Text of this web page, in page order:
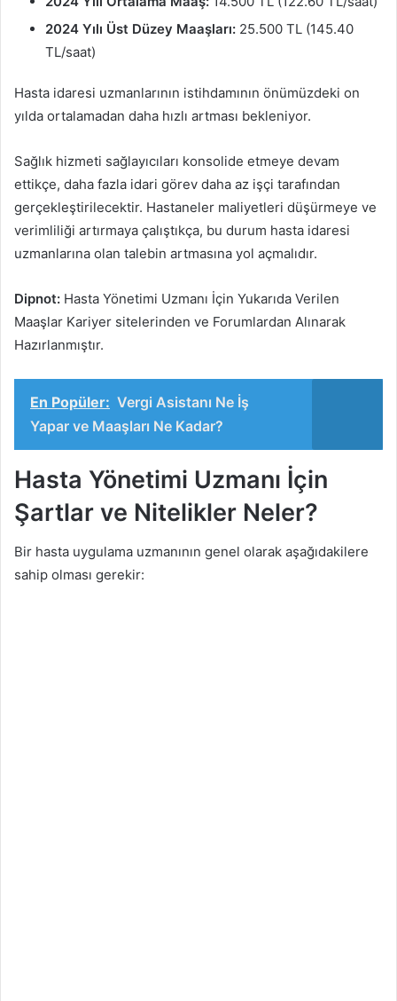
2024 Yılı Üst Düzey Maaşları: 25.500 TL (145.40
TL/saat)
Hasta idaresi uzmanlarının istihdamının önümüzdeki on
yılda ortalamadan daha hızlı artması bekleniyor.
Sağlık hizmeti sağlayıcıları konsolide etmeye devam
ettikçe, daha fazla idari görev daha az işçi tarafından
gerçekleştirilecektir. Hastaneler maliyetleri düşürmeye ve
verimliliği artırmaya çalıştıkça, bu durum hasta idaresi
uzmanlarına olan talebin artmasına yol açmalıdır.
Dipnot: Hasta Yönetimi Uzmanı İçin Yukarıda Verilen
Maaşlar Kariyer sitelerinden ve Forumlardan Alınarak
Hazırlanmıştır.
En Popüler: Vergi Asistanı Ne İş
Yapar ve Maaşları Ne Kadar?
Hasta Yönetimi Uzmanı İçin
Şartlar ve Nitelikler Neler?
Bir hasta uygulama uzmanının genel olarak aşağıdakilere
sahip olması gerekir: